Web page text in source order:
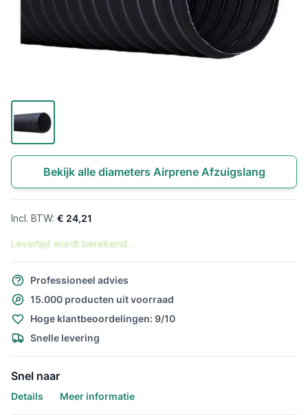
Bekijk alle diameters Airprene Afzuigslang
€ 24,21
Levertijd wordt berekend...
Professioneel advies
15.000 producten uit voorraad
Hoge klantbeoordelingen: 9/10
Snelle levering
Snel naar
Details Meer informatie